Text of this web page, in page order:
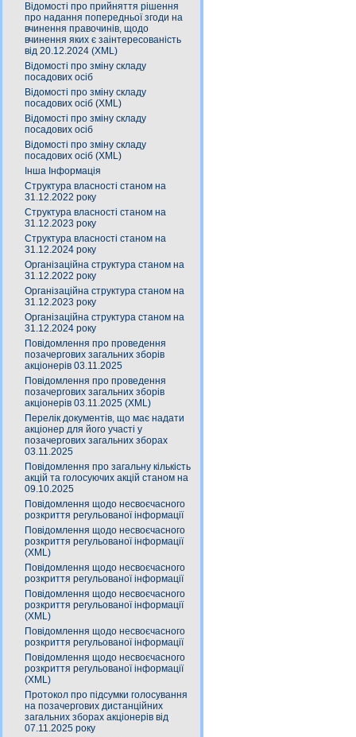
Відомості про прийняття рішення
про надання попередньої згоди на
вчинення правочинів, щодо
вчинення яких є заінтересованість
від 20.12.2024 (XML)
Відомості про зміну складу
посадових осіб
Відомості про зміну складу
посадових осіб (XML)
Відомості про зміну складу
посадових осіб
Відомості про зміну складу
посадових осіб (XML)
Інша Інформація
Структура власності станом на
31.12.2022 року
Структура власності станом на
31.12.2023 року
Структура власності станом на
31.12.2024 року
Організаційна структура станом на
31.12.2022 року
Організаційна структура станом на
31.12.2023 року
Організаційна структура станом на
31.12.2024 року
Повідомлення про проведення
позачергових загальних зборів
акціонерів 03.11.2025
Повідомлення про проведення
позачергових загальних зборів
акціонерів 03.11.2025 (XML)
Перелік документів, що має надати
акціонер для його участі у
позачергових загальних зборах
03.11.2025
Повідомлення про загальну кількість
акцій та голосуючих акцій станом на
09.10.2025
Повідомлення щодо несвоєчасного
розкриття регульованої інформації
Повідомлення щодо несвоєчасного
розкриття регульованої інформації
(XML)
Повідомлення щодо несвоєчасного
розкриття регульованої інформації
Повідомлення щодо несвоєчасного
розкриття регульованої інформації
(XML)
Повідомлення щодо несвоєчасного
розкриття регульованої інформації
Повідомлення щодо несвоєчасного
розкриття регульованої інформації
(XML)
Протокол про підсумки голосування
на позачергових дистанційних
загальних зборах акціонерів від
07.11.2025 року